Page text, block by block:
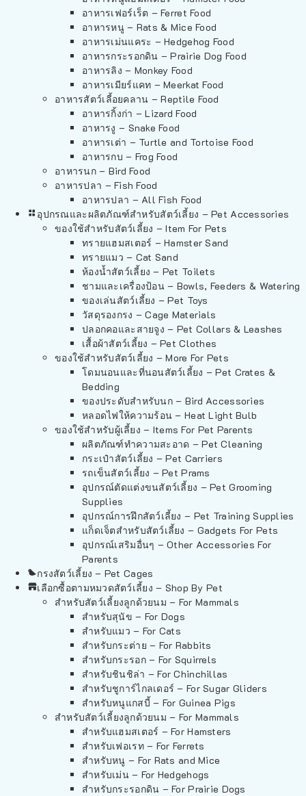
อาหารเฟอร์เร็ต – Ferret Food
อาหารหนู – Rats & Mice Food
อาหารเม่นแคระ – Hedgehog Food
อาหารกระรอกดิน – Prairie Dog Food
อาหารลิง – Monkey Food
อาหารเมียร์แคท – Meerkat Food
อาหารสัตว์เลี้อยคลาน – Reptile Food
อาหารกิ้งก่า – Lizard Food
อาหารงู – Snake Food
อาหารเต่า – Turtle and Tortoise Food
อาหารกบ – Frog Food
อาหารนก – Bird Food
อาหารปลา – Fish Food
อาหารปลา – All Fish Food
อุปกรณและผลิตภัณฑ์สำหรับสัตว์เลี้ยง – Pet Accessories
ของใช้สำหรับสัตว์เลี้ยง – Item For Pets
ทรายแฮมสเตอร์ – Hamster Sand
ทรายแมว – Cat Sand
ห้องน้ำสัตว์เลี้ยง – Pet Toilets
ชามและเครื่องป้อน – Bowls, Feeders & Watering
ของเล่นสัตว์เลี้ยง – Pet Toys
วัสดุรองกรง – Cage Materials
ปลอกคอและสายจูง – Pet Collars & Leashes
เสื้อผ้าสัตว์เลี้ยง – Pet Clothes
ของใช้สำหรับสัตว์เลี้ยง – More For Pets
โดมนอนและที่นอนสัตว์เลี้ยง – Pet Crates &
Bedding
ของประดับสำหรับนก – Bird Accessories
หลอดไฟให้ความร้อน – Heat Light Bulb
ของใช้สำหรับผู้เลี้ยง – Items For Pet Parents
ผลิตภัณฑ์ทำความสะอาด – Pet Cleaning
กระเป๋าสัตว์เลี้ยง – Pet Carriers
รถเข็นสัตว์เลี้ยง – Pet Prams
อุปกรณ์ตัดแต่งขนสัตว์เลี้ยง – Pet Grooming
Supplies
อุปกรณ์การฝึกสัตว์เลี้ยง – Pet Training Supplies
แก็ดเจ็ตสำหรับสัตว์เลี้ยง – Gadgets For Pets
อุปกรณ์เสริมอื่นๆ – Other Accessories For
Parents
กรงสัตว์เลี้ยง – Pet Cages
เลือกซื้อตามหมวดสัตว์เลี้ยง – Shop By Pet
สำหรับสัตว์เลี้ยงลูกด้วยนม – For Mammals
สำหรับสุนัข – For Dogs
สำหรับแมว – For Cats
สำหรับกระต่าย – For Rabbits
สำหรับกระรอก – For Squirrels
สำหรับชินชิล่า – For Chinchillas
สำหรับชูการ์ไกลเดอร์ – For Sugar Gliders
สำหรับหนูแกสบี้ – For Guinea Pigs
สำหรับสัตว์เลี้ยงลูกด้วยนม – For Mammals
สำหรับแฮมสเตอร์ – For Hamsters
สำหรับเฟอเรท – For Ferrets
สำหรับหนู – For Rats and Mice
สำหรับเม่น – For Hedgehogs
สำหรับกระรอกดิน – For Prairie Dogs